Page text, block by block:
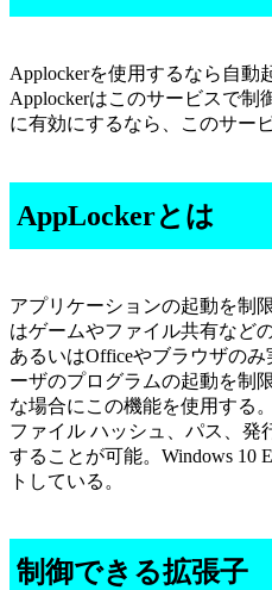
Applockerを使用するなら自動
Applockerはこのサービスで制
に有効にするなら、このサー
AppLockerとは
アプリケーションの起動を制
はゲームやファイル共有など
あるいはOfficeやブラウザの
ーザのプログラムの起動を制
な場合にこの機能を使用する。
ファイル ハッシュ、パス、発
することが可能。Windows 10
トしている。
制御できる拡張子